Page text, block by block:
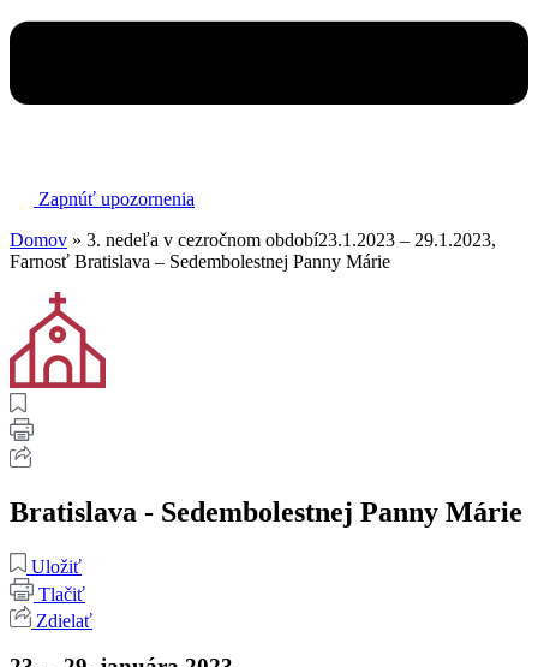
Zapnúť upozornenia
Domov » 3. nedeľa v cezročnom období23.1.2023 – 29.1.2023,
Farnosť Bratislava – Sedembolestnej Panny Márie
Bratislava - Sedembolestnej Panny Márie
Uložiť
Tlačiť
Zdielať